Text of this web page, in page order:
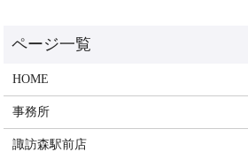
HOME
事務所
諏訪森駅前店